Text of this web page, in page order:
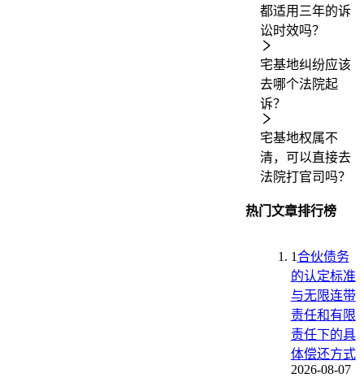
都适用三年的诉
讼时效吗？
宅基地纠纷应该
去哪个法院起
诉？
宅基地权属不
清，可以直接去
法院打官司吗？
热门文章排行榜
1合伙债务
的认定标准
与无限连带
责任和有限
责任下的具
体偿还方式
2026-08-07